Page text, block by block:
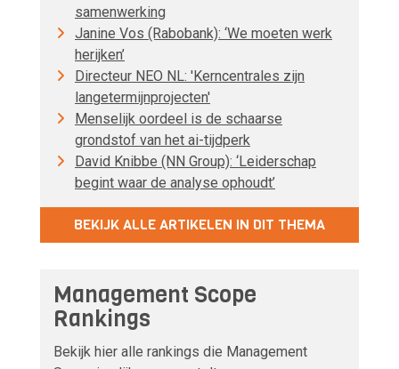
samenwerking
Janine Vos (Rabobank): ‘We moeten werk
herijken’
Directeur NEO NL: 'Kerncentrales zijn
langetermijnprojecten'
Menselijk oordeel is de schaarse
grondstof van het ai-tijdperk
David Knibbe (NN Group): ‘Leiderschap
begint waar de analyse ophoudt’
BEKIJK ALLE ARTIKELEN IN DIT THEMA
Management Scope
Rankings
Bekijk hier alle rankings die Management